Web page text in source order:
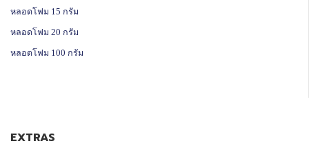
หลอดโฟม 15 กรัม
หลอดโฟม 20 กรัม
หลอดโฟม 100 กรัม
EXTRAS